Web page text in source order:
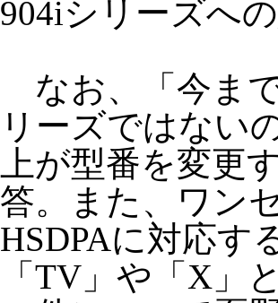
904iシリーズへ
なお、「今ま
リーズではない
上が型番を変更
答。また、ワン
HSDPAに対応す
「TV」や「X」